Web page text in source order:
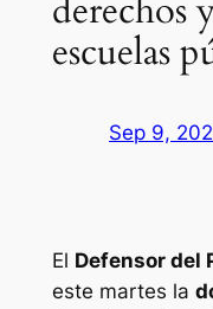
derechos
escuelas
Sep 9,
El Defensor del
este martes la